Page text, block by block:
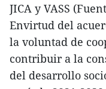
JICA y VASS
Envirtud del
la voluntad de
contribuir a la
del desarrollo